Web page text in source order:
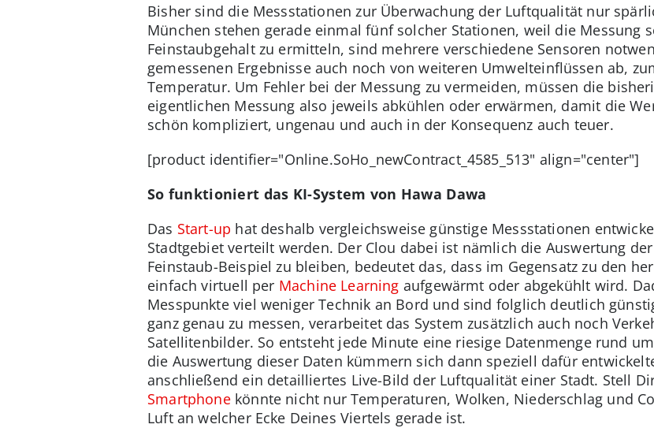
Bisher sind die Messstationen zur Überwachung der Luftqualität nur
München stehen gerade einmal fünf solcher Stationen, weil die Messung
Feinstaubgehalt zu ermitteln, sind mehrere verschiedene Sensoren
gemessenen Ergebnisse auch noch von weiteren Umwelteinflüssen ab,
Temperatur. Um Fehler bei der Messung zu vermeiden, müssen die
eigentlichen Messung also jeweils abkühlen oder erwärmen, damit die
schön kompliziert, ungenau und auch in der Konsequenz auch teuer.
[product identifier="Online.SoHo_newContract_4585_513" align="center"]
So funktioniert das KI-System von Hawa Dawa
Das Start-up hat deshalb vergleichsweise günstige Messstationen
Stadtgebiet verteilt werden. Der Clou dabei ist nämlich die Auswertung
Feinstaub-Beispiel zu bleiben, bedeutet das, dass im Gegensatz zu den
einfach virtuell per Machine Learning aufgewärmt oder abgekühlt wird.
Messpunkte viel weniger Technik an Bord und sind folglich deutlich
ganz genau zu messen, verarbeitet das System zusätzlich auch noch
Satellitenbilder. So entsteht jede Minute eine riesige Datenmenge rund
die Auswertung dieser Daten kümmern sich dann speziell dafür
anschließend ein detailliertes Live-Bild der Luftqualität einer Stadt. Stell
Smartphonekönnte nicht nur Temperaturen, Wolken, Niederschlag und
Luft an welcher Ecke Deines Viertels gerade ist.